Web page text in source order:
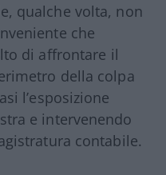
qualche volta, non
che
di affrontare il
della colpa
l’esposizione
e intervenendo
contabile.